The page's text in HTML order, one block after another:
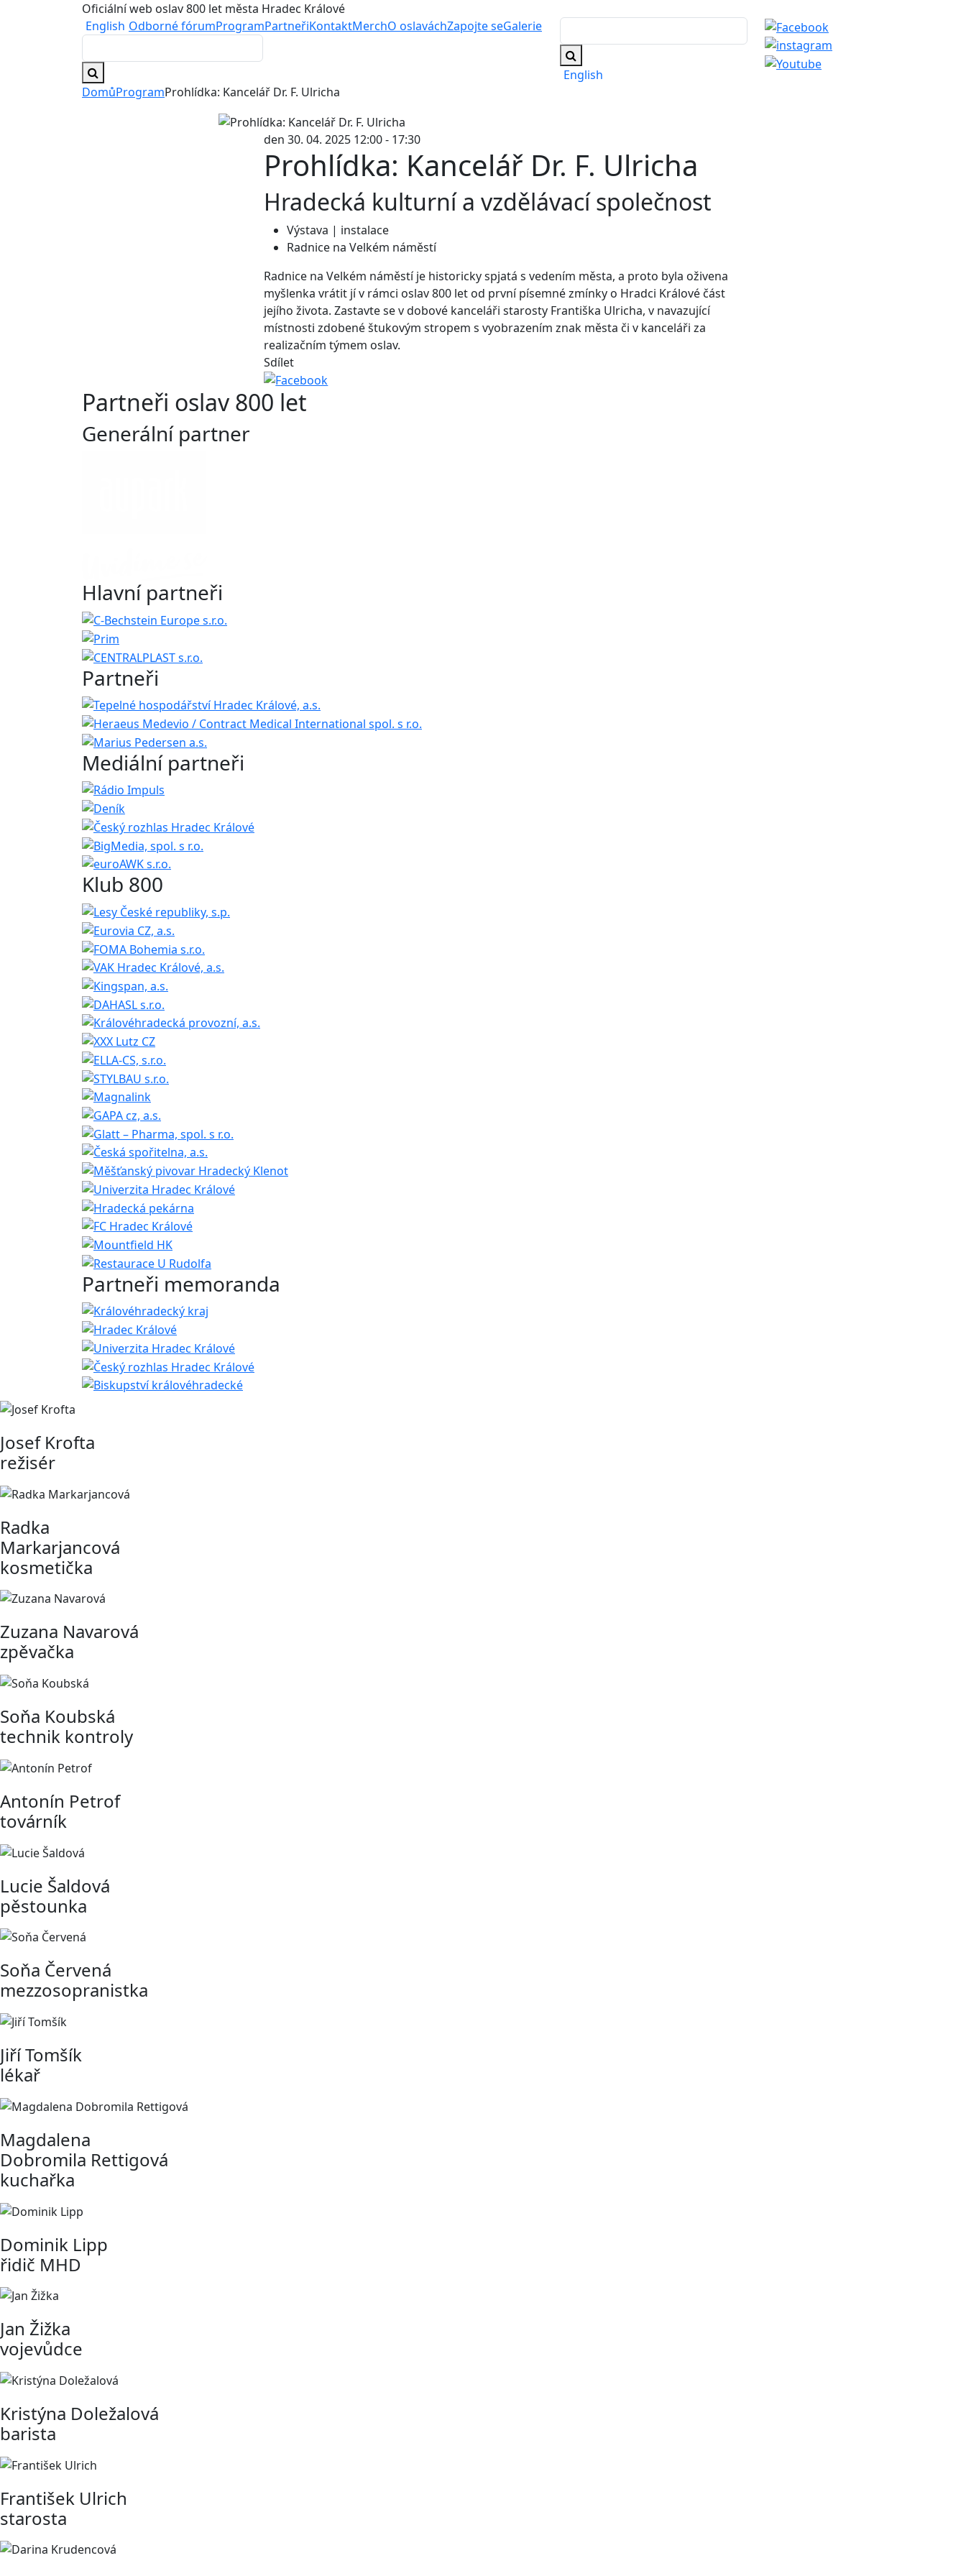
Oficiální web oslav 800 let města Hradec Králové
English Odborné fórumProgramPartneřiKontaktMerchO oslaváchZapojte seGalerie
English
DomůProgramProhlídka: Kancelář Dr. F. Ulricha
den 30. 04. 2025 12:00 - 17:30
Prohlídka: Kancelář Dr. F. Ulricha
Hradecká kulturní a vzdělávací společnost
Výstava | instalace
Radnice na Velkém náměstí
Radnice na Velkém náměstí je historicky spjatá s vedením města, a proto byla oživena
myšlenka vrátit jí v rámci oslav 800 let od první písemné zmínky o Hradci Králové část
jejího života. Zastavte se v dobové kanceláři starosty Františka Ulricha, v navazující
místnosti zdobené štukovým stropem s vyobrazením znak města či v kanceláři za
realizačním týmem oslav.
Sdílet
Partneři oslav 800 let
Generální partner
Hlavní partneři
Partneři
Mediální partneři
Klub 800
Partneři memoranda
Josef Krofta
režisér
Radka
Markarjancová
kosmetička
Zuzana Navarová
zpěvačka
Soňa Koubská
technik kontroly
Antonín Petrof
továrník
Lucie Šaldová
pěstounka
Soňa Červená
mezzosopranistka
Jiří Tomšík
lékař
Magdalena
Dobromila Rettigová
kuchařka
Dominik Lipp
řidič MHD
Jan Žižka
vojevůdce
Kristýna Doležalová
barista
František Ulrich
starosta